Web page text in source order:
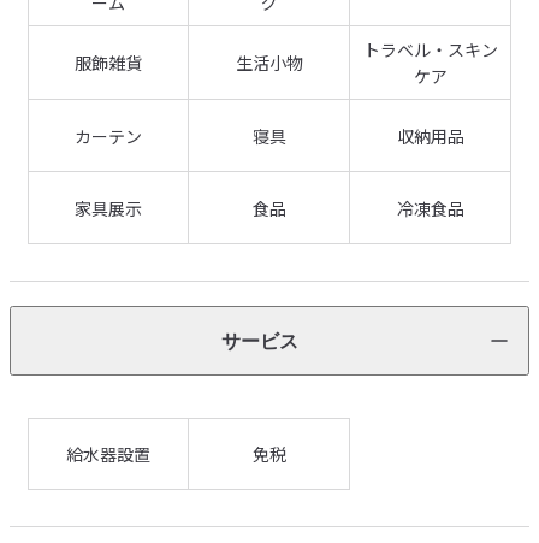
服飾雑貨 生活小物
トラベル・スキン
ケア
カーテン 寝具 収納用品
家具展示 食品 冷凍食品
サービス
給水器設置 免税